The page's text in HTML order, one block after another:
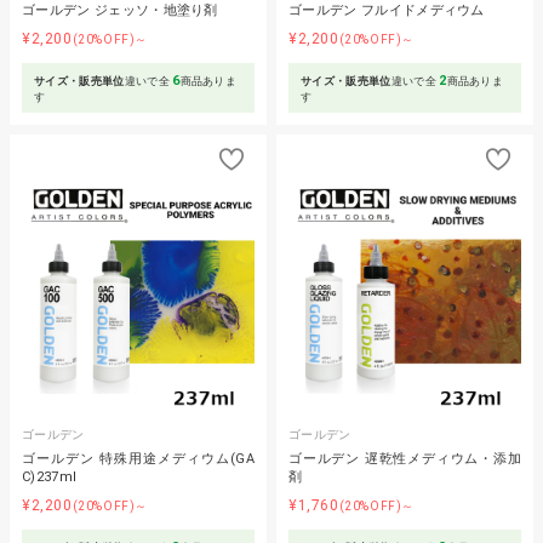
ゴールデン ジェッソ・地塗り剤
¥2,200 (20%OFF)～
サイズ・販売単位違いで全 6商品ありま
す
ゴールデン フルイドメディウム
¥2,200 (20%OFF)～
サイズ・販売単位違いで全 2商品ありま
す
ゴールデン
ゴールデン 特殊用途メディウム(GA
C)237ml
¥2,200 (20%OFF)～
ゴールデン
ゴールデン 遅乾性メディウム・添加
剤
¥1,760 (20%OFF)～